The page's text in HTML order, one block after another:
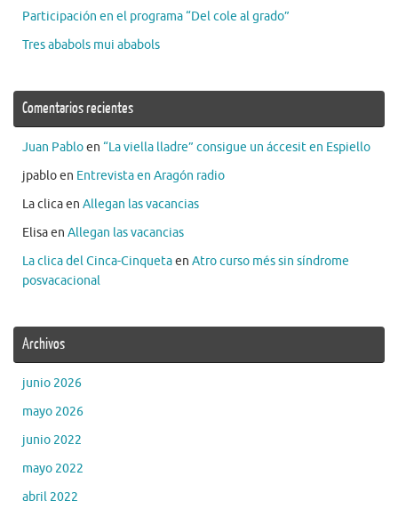
Participación en el programa “Del cole al grado”
Tres ababols mui ababols
Comentarios recientes
Juan Pabloen “La viella lladre” consigue un áccesit en Espiello
jpabloen Entrevista en Aragón radio
La clicaen Allegan las vacancias
Elisaen Allegan las vacancias
La clica del Cinca-Cinquetaen Atro curso més sin síndrome
posvacacional
Archivos
junio 2026
mayo 2026
junio 2022
mayo 2022
abril 2022